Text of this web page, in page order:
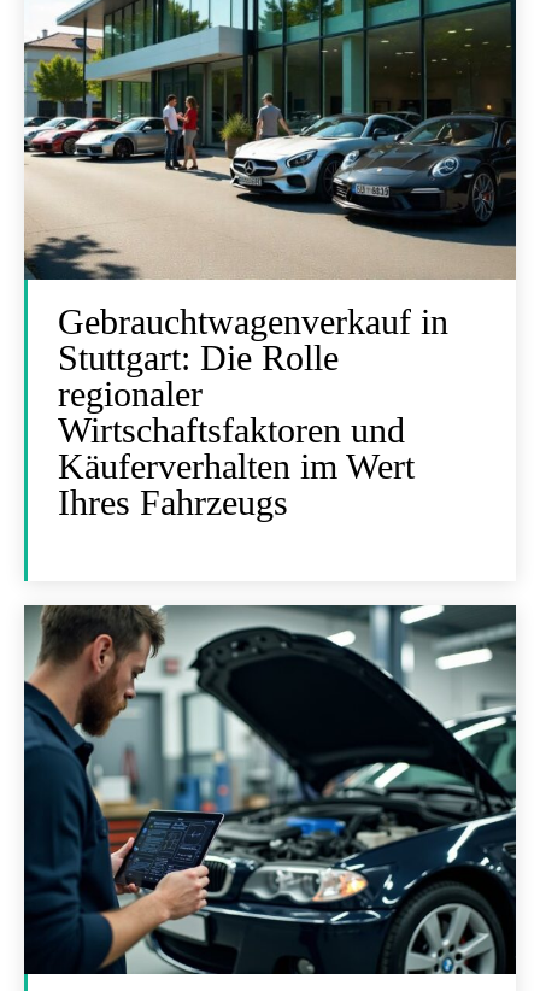
Gebrauchtwagenverkauf in
Stuttgart: Die Rolle
regionaler
Wirtschaftsfaktoren und
Käuferverhalten im Wert
Ihres Fahrzeugs